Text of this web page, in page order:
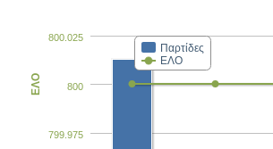
Παρτίδες
ΕΛΟ
799.975
800
800.025
ΕΛΟ